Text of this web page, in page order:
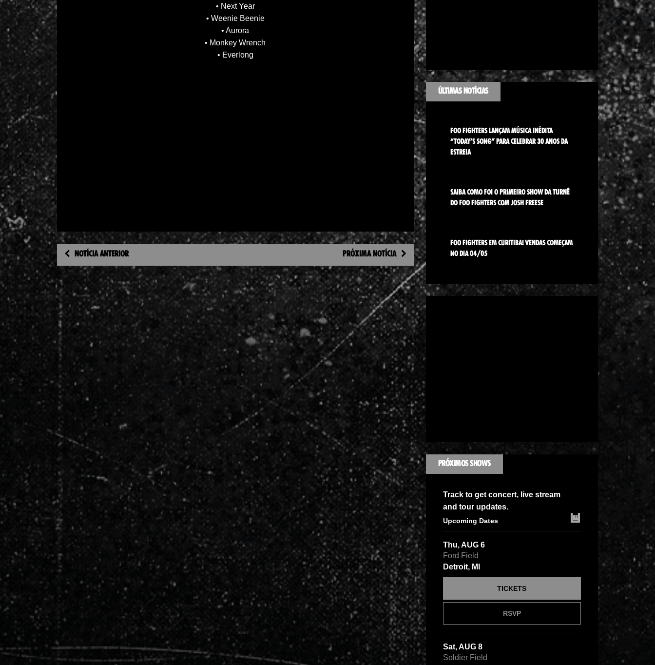
• Next Year
• Weenie Beenie
• Aurora
• Monkey Wrench
• Everlong
NOTÍCIA ANTERIOR PRÓXIMA NOTÍCIA
ÚLTIMAS NOTÍCIAS
FOO FIGHTERS LANÇAM MÚSICA INÉDITA
“TODAY’S SONG” PARA CELEBRAR 30 ANOS DA
ESTREIA
SAIBA COMO FOI O PRIMEIRO SHOW DA TURNÊ
DO FOO FIGHTERS COM JOSH FREESE
FOO FIGHTERS EM CURITIBA! VENDAS COMEÇAM
NO DIA 04/05
PRÓXIMOS SHOWS
Trackto get concert, live stream
and tour updates.
Upcoming Dates
Thu, AUG 6
Ford Field
Detroit, MI
RSVP
TICKETS
Sat, AUG 8
Soldier Field